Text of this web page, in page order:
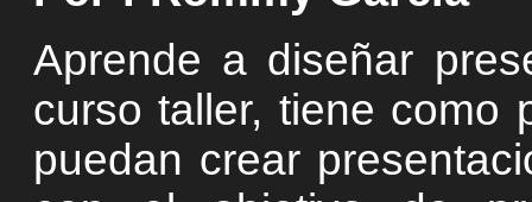
Aprende a diseñar
curso taller, tiene como
puedan crear